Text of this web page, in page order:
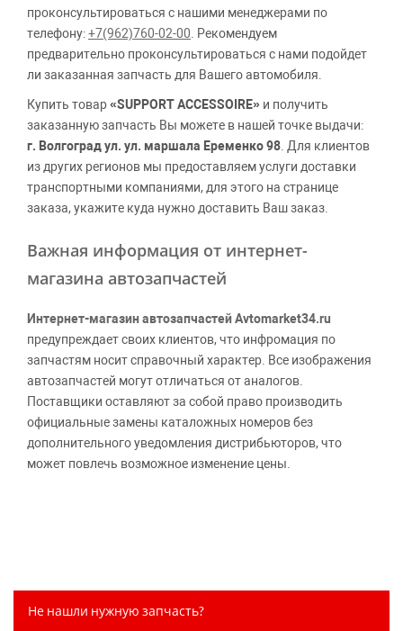
проконсультироваться с нашими менеджерами по
телефону:+7(962)760-02-00 . Рекомендуем
предварительно проконсультироваться с нами подойдет
ли заказанная запчасть для Вашего автомобиля.
Купить товар«SUPPORT ACCESSOIRE» и получить
заказанную запчасть Вы можете в нашей точке выдачи:
г. Волгоград ул. ул. маршала Еременко 98 . Для клиентов
из других регионов мы предоставляем услуги доставки
транспортными компаниями, для этого на странице
заказа, укажите куда нужно доставить Ваш заказ.
Важная информация от интернет-
магазина автозапчастей
Интернет-магазин автозапчастей Avtomarket34.ru
предупреждает своих клиентов, что инфромация по
запчастям носит справочный характер. Все изображения
автозапчастей могут отличаться от аналогов.
Поставщики оставляют за собой право производить
официальные замены каталожных номеров без
дополнительного уведомления дистрибьюторов, что
может повлечь возможное изменение цены.
предлагаемых к продаже запасных частей для
Не нашли нужную запчасть?